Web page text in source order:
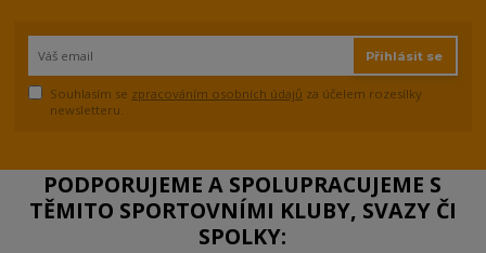
Přihlásit se
Souhlasím se zpracováním osobních údajů za účelem rozesílky
newsletteru.
PODPORUJEME A SPOLUPRACUJEME S
TĚMITO SPORTOVNÍMI KLUBY, SVAZY ČI
SPOLKY: